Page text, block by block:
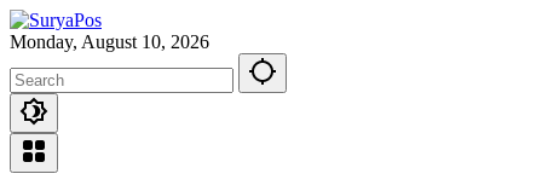
Skip
to
Monday, August 10, 2026